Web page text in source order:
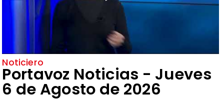
Noticiero
Portavoz Noticias - Jueves
6 de Agosto de 2026